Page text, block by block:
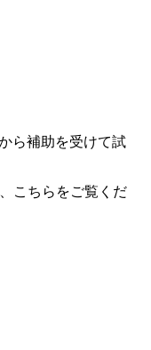
ら補助を受けて試
こちらをご覧くだ